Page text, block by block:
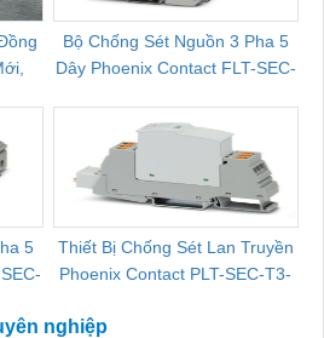
Bộ Chống Sét Nguồn 3 Pha 5
Dây Phoenix Contact FLT-SEC-
5
Thiết Bị Chống Sét Lan Truyền
Phoenix Contact PLT-SEC-T3-
nghiệp